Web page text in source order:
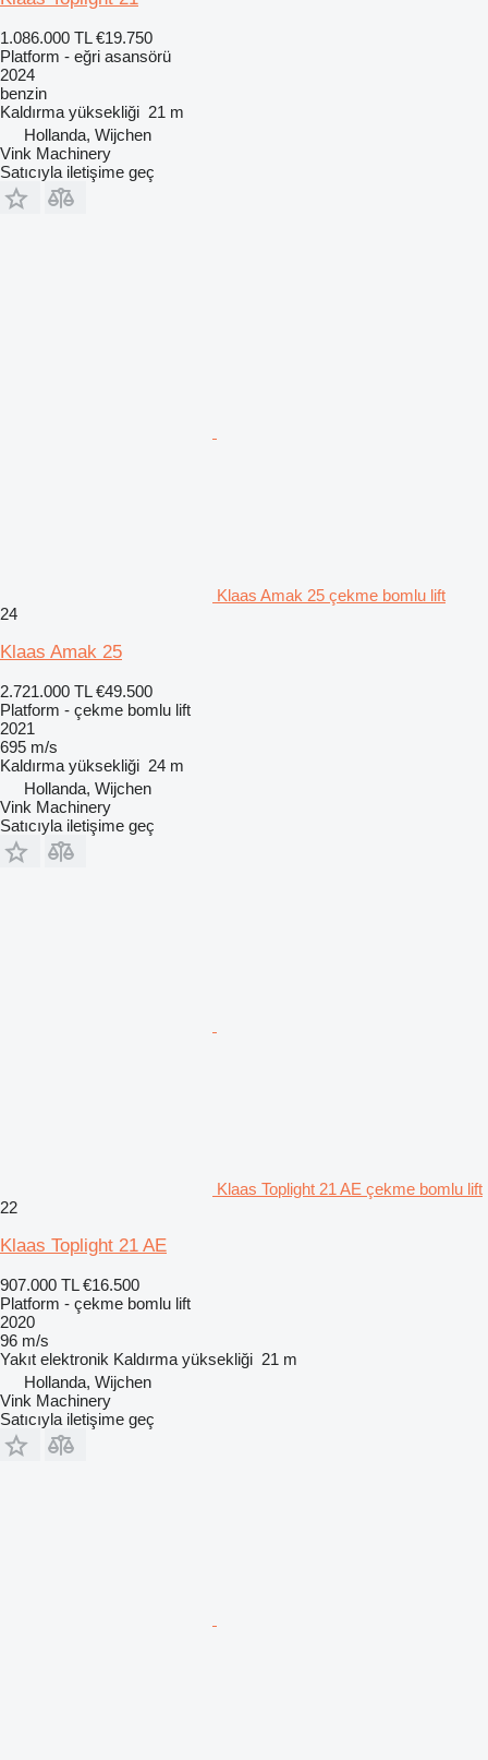
1.086.000 TL €19.750
Platform - eğri asansörü
2024
benzin
Kaldırma yüksekliği 21 m
Hollanda, Wijchen
Vink Machinery
Satıcıyla iletişime geç
Klaas Amak 25 çekme bomlu lift
24
Klaas Amak 25
2.721.000 TL €49.500
Platform - çekme bomlu lift
2021
695 m/s
Kaldırma yüksekliği 24 m
Hollanda, Wijchen
Vink Machinery
Satıcıyla iletişime geç
Klaas Toplight 21 AE çekme bomlu lift
22
Klaas Toplight 21 AE
907.000 TL €16.500
Platform - çekme bomlu lift
2020
96 m/s
Yakıt elektronik Kaldırma yüksekliği 21 m
Hollanda, Wijchen
Vink Machinery
Satıcıyla iletişime geç